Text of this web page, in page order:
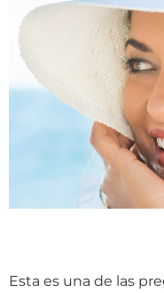
Esta es una de las